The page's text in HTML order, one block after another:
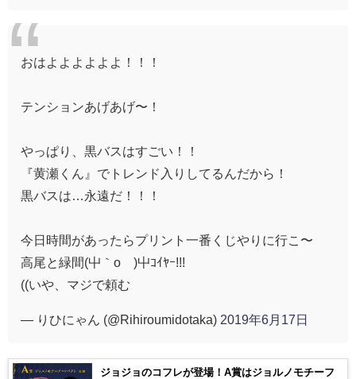
おはよよよよよよ！！！
テンションあげあげ〜！
やっぱり、黒バスはすごい！！
『黄瀬くん』でトレンド入りしてるんだから！
黒バスは…永遠だ！！！
今日時間があったらプリント一番くじやりに行こ〜
高尾と緑間(屮｀о´)屮ｺｲﾔｰ!!!
((いや、マジで頼む
— りひにゃん (@Rihiroumidotaka) 2019年6月17日
ジョジョのコフレが登場！A賞はジョルノモチーフ